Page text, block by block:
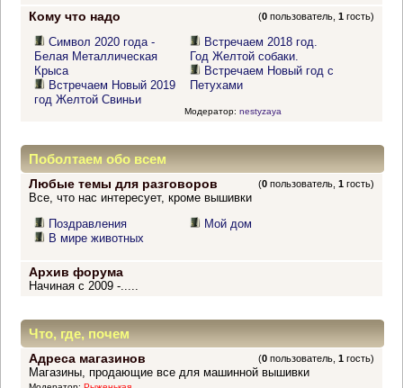
Кому что надо (0 пользователь,1 гость)
Символ 2020 года -
Белая Металлическая
Крыса
Встречаем Новый 2019
год Желтой Свиньи
Встречаем 2018 год.
Год Желтой собаки.
Встречаем Новый год с
Петухами
Модератор: nestyzaya
Поболтаем обо всем
Любые темы для разговоров (0 пользователь,1 гость)
Все, что нас интересует, кроме вышивки
Поздравления
В мире животных
Мой дом
Архив форума
Начиная с 2009 -.....
Что, где, почем
Адреса магазинов (0 пользователь,1 гость)
Магазины, продающие все для машинной вышивки